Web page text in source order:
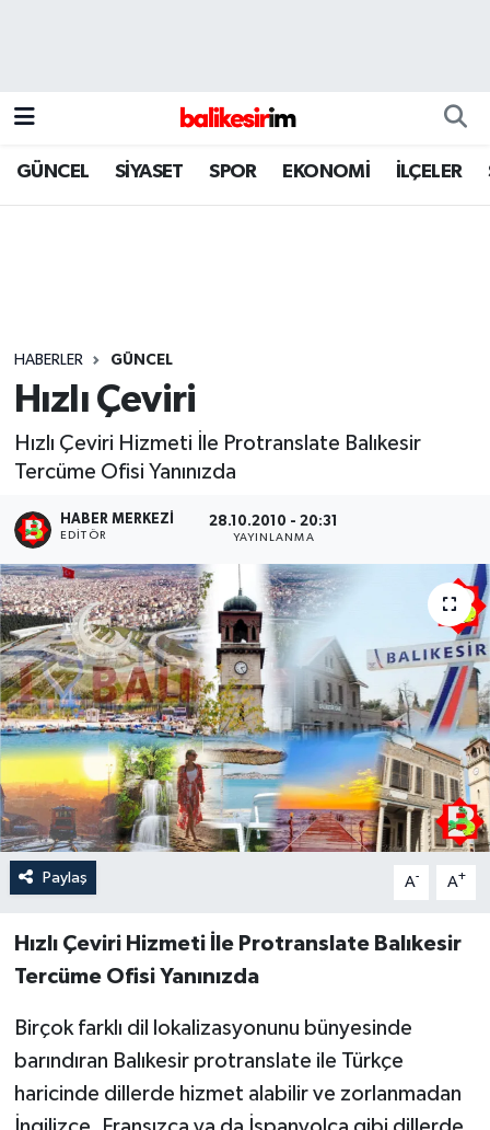
GÜNCEL SİYASET SPOR EKONOMİ İLÇELER
HABERLER GÜNCEL
Hızlı Çeviri
Hızlı Çeviri Hizmeti İle Protranslate Balıkesir
Tercüme Ofisi Yanınızda
HABER MERKEZI
EDITÖR
28.10.2010 - 20:31
YAYINLANMA
Paylaş A- A+
Hızlı Çeviri Hizmeti İle Protranslate Balıkesir
Tercüme Ofisi Yanınızda
Birçok farklı dil lokalizasyonunu bünyesinde
barındıran Balıkesir protranslate ile Türkçe
haricinde dillerde hizmet alabilir ve zorlanmadan